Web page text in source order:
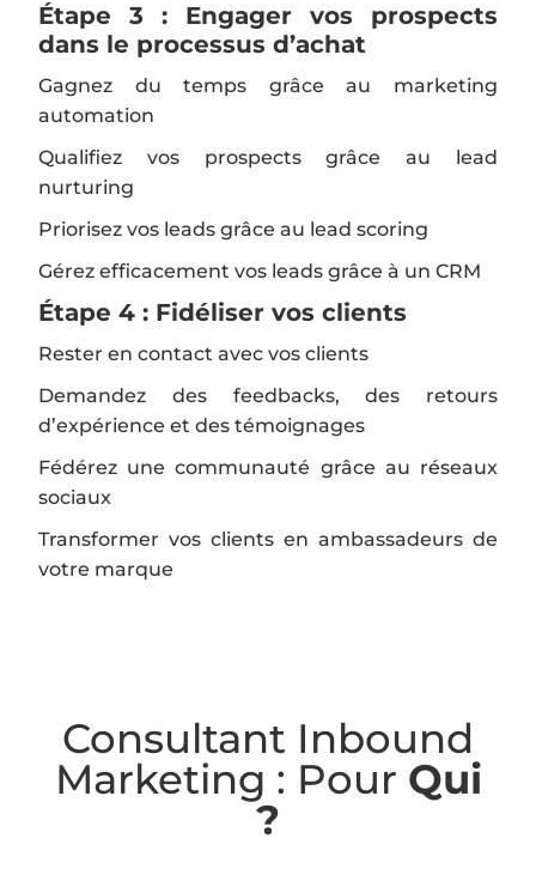
Étape 3 : Engager vos prospects
dans le processus d’achat
Gagnez du temps grâce au marketing
automation
Qualifiez vos prospects grâce au lead
nurturing
Priorisez vos leads grâce au lead scoring
Gérez efficacement vos leads grâce à un CRM
Étape 4 : Fidéliser vos clients
Rester en contact avec vos clients
Demandez des feedbacks, des retours
d’expérience et des témoignages
Fédérez une communauté grâce au réseaux
sociaux
Transformer vos clients en ambassadeurs de
votre marque
Consultant Inbound
Marketing : Pour Qui
?